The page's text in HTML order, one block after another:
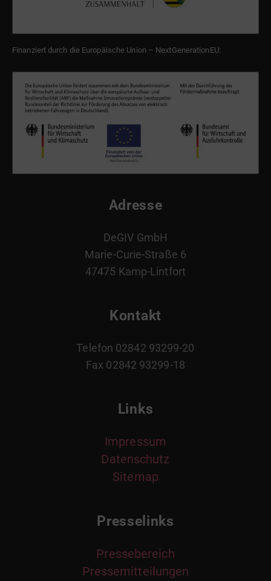
Finanziert durch die Europäische Union – NextGenerationEU:
Adresse
DeGIV GmbH
Marie-Curie-Straße 6
47475 Kamp-Lintfort
Kontakt
Telefon 02842 93299-20
Fax 02842 93299-18
Links
Impressum
Datenschutz
Sitemap
Presselinks
Pressebereich
Pressemitteilungen